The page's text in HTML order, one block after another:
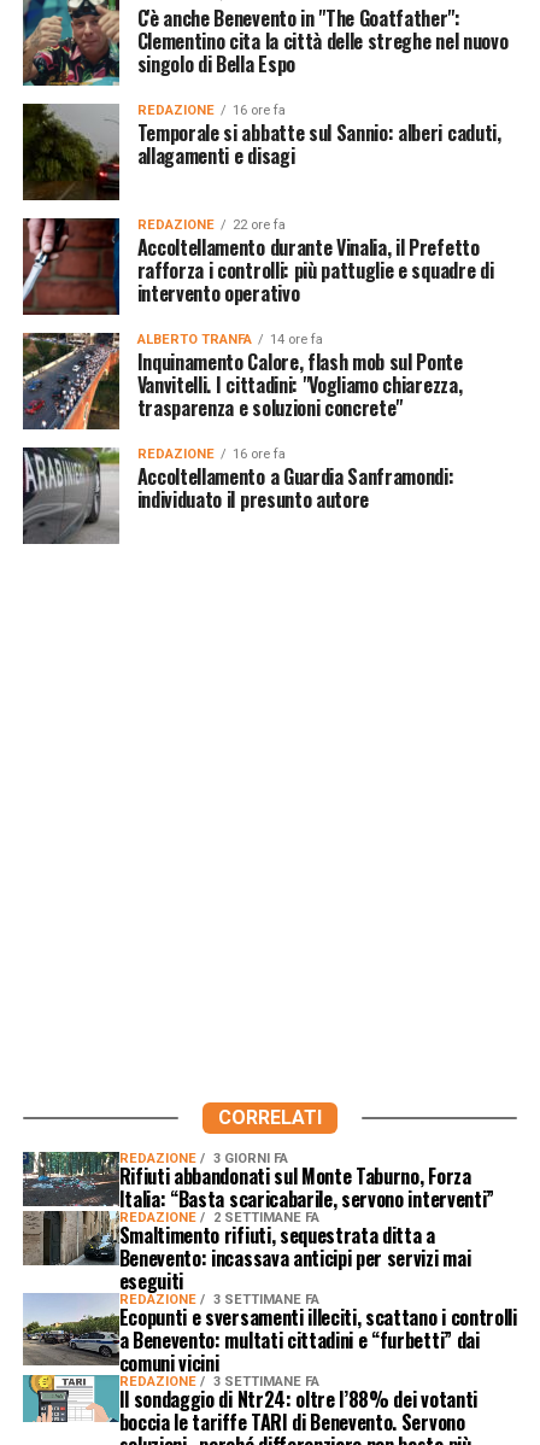
C'è anche Benevento in "The Goatfather":
Clementino cita la città delle streghe nel nuovo
singolo di Bella Espo
REDAZIONE 16 ore fa
Temporale si abbatte sul Sannio: alberi caduti,
allagamenti e disagi
REDAZIONE 22 ore fa
Accoltellamento durante Vinalia, il Prefetto
rafforza i controlli: più pattuglie e squadre di
intervento operativo
ALBERTO TRANFA 14 ore fa
Inquinamento Calore, flash mob sul Ponte
Vanvitelli. I cittadini: "Vogliamo chiarezza,
trasparenza e soluzioni concrete"
REDAZIONE 16 ore fa
Accoltellamento a Guardia Sanframondi:
individuato il presunto autore
CORRELATI
REDAZIONE 3 GIORNI FA
Rifiuti abbandonati sul Monte Taburno, Forza
Italia: “Basta scaricabarile, servono interventi”
REDAZIONE 2 SETTIMANE FA
Smaltimento rifiuti, sequestrata ditta a
Benevento: incassava anticipi per servizi mai
eseguiti
REDAZIONE 3 SETTIMANE FA
Ecopunti e sversamenti illeciti, scattano i controlli
a Benevento: multati cittadini e “furbetti” dai
comuni vicini
REDAZIONE 3 SETTIMANE FA
Il sondaggio di Ntr24: oltre l’88% dei votanti
boccia le tariffe TARI di Benevento. Servono